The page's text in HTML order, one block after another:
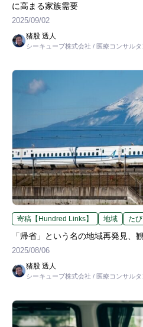
に高まる家族需要
2025/09/02
猪股 透人
シーキューブ株式会社 / 医療コンサルタ
寄稿【Hundred Links】 地域 たび
「帰省」という名の地域再発見、
2025/08/06
猪股 透人
シーキューブ株式会社 / 医療コンサルタ